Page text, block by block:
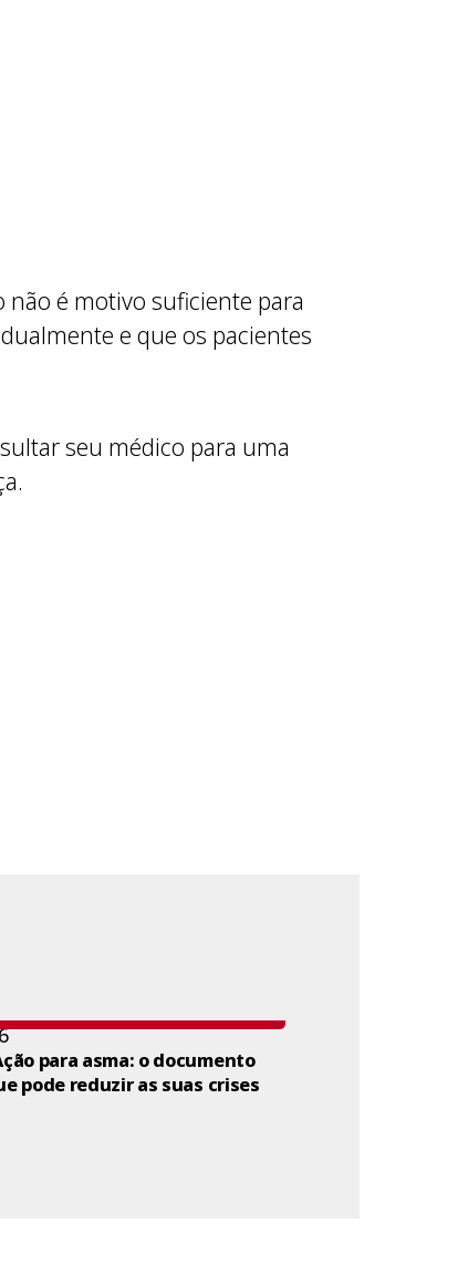
não é motivo suficiente para
e que os pacientes
seu médico para uma
para asma: o documento
pode reduzir as suas crises